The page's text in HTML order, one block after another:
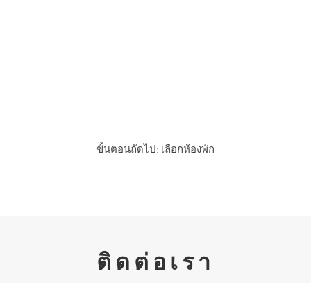
ขั้นตอนถัดไป: เลือกห้องพัก
ติดต่อเรา